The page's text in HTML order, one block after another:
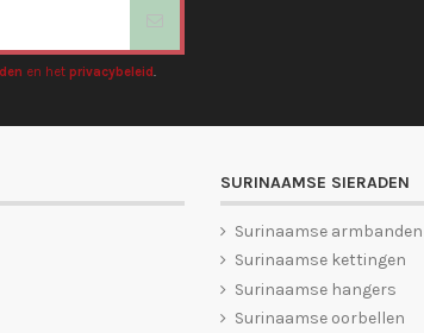
en het privacybeleid.
SURINAAMSE SIERADEN
Surinaamse armbanden
Surinaamse kettingen
Surinaamse hangers
Surinaamse oorbellen